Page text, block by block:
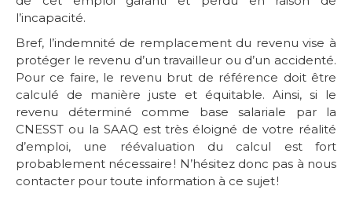
l’incapacité.
Bref, l’indemnité de remplacement du revenu vise à
protéger le revenu d’un travailleur ou d’un accidenté.
Pour ce faire, le revenu brut de référence doit être
calculé de manière juste et équitable. Ainsi, si le
revenu déterminé comme base salariale par la
CNESST ou la SAAQ est très éloigné de votre réalité
d’emploi, une réévaluation du calcul est fort
probablement nécessaire ! N’hésitez donc pas à nous
contacter pour toute information à ce sujet !